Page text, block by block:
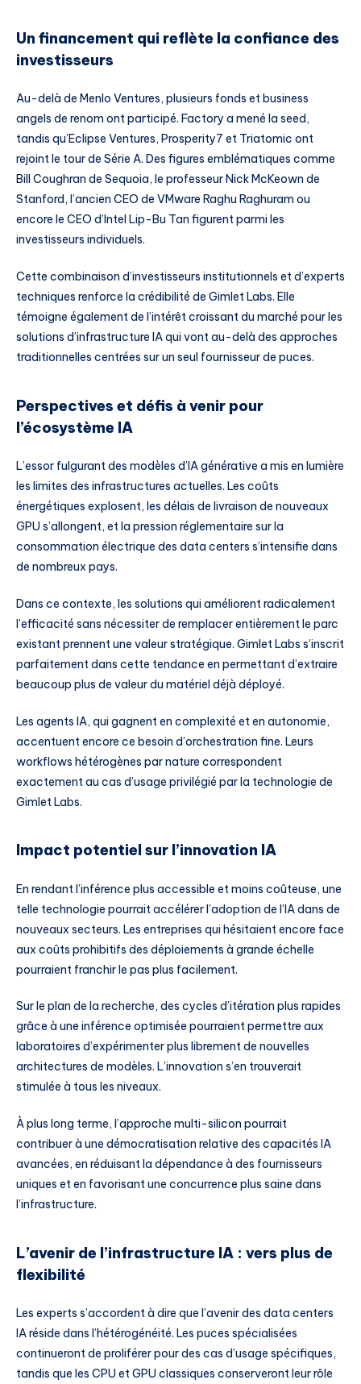
Un financement qui reflète la confiance des
investisseurs
Au-delà de Menlo Ventures, plusieurs fonds et business
angels de renom ont participé. Factory a mené la seed,
tandis qu’Eclipse Ventures, Prosperity7 et Triatomic ont
rejoint le tour de Série A. Des figures emblématiques comme
Bill Coughran de Sequoia, le professeur Nick McKeown de
Stanford, l’ancien CEO de VMware Raghu Raghuram ou
encore le CEO d’Intel Lip-Bu Tan figurent parmi les
investisseurs individuels.
Cette combinaison d’investisseurs institutionnels et d’experts
techniques renforce la crédibilité de Gimlet Labs. Elle
témoigne également de l’intérêt croissant du marché pour les
solutions d’infrastructure IA qui vont au-delà des approches
traditionnelles centrées sur un seul fournisseur de puces.
Perspectives et défis à venir pour
l’écosystème IA
L’essor fulgurant des modèles d’IA générative a mis en lumière
les limites des infrastructures actuelles. Les coûts
énergétiques explosent, les délais de livraison de nouveaux
GPU s’allongent, et la pression réglementaire sur la
consommation électrique des data centers s’intensifie dans
de nombreux pays.
Dans ce contexte, les solutions qui améliorent radicalement
l’efficacité sans nécessiter de remplacer entièrement le parc
existant prennent une valeur stratégique. Gimlet Labs s’inscrit
parfaitement dans cette tendance en permettant d’extraire
beaucoup plus de valeur du matériel déjà déployé.
Les agents IA, qui gagnent en complexité et en autonomie,
accentuent encore ce besoin d’orchestration fine. Leurs
workflows hétérogènes par nature correspondent
exactement au cas d’usage privilégié par la technologie de
Gimlet Labs.
Impact potentiel sur l’innovation IA
En rendant l’inférence plus accessible et moins coûteuse, une
telle technologie pourrait accélérer l’adoption de l’IA dans de
nouveaux secteurs. Les entreprises qui hésitaient encore face
aux coûts prohibitifs des déploiements à grande échelle
pourraient franchir le pas plus facilement.
Sur le plan de la recherche, des cycles d’itération plus rapides
grâce à une inférence optimisée pourraient permettre aux
laboratoires d’expérimenter plus librement de nouvelles
architectures de modèles. L’innovation s’en trouverait
stimulée à tous les niveaux.
À plus long terme, l’approche multi-silicon pourrait
contribuer à une démocratisation relative des capacités IA
avancées, en réduisant la dépendance à des fournisseurs
uniques et en favorisant une concurrence plus saine dans
l’infrastructure.
L’avenir de l’infrastructure IA : vers plus de
flexibilité
Les experts s’accordent à dire que l’avenir des data centers
IA réside dans l’hétérogénéité. Les puces spécialisées
continueront de proliférer pour des cas d’usage spécifiques,
tandis que les CPU et GPU classiques conserveront leur rôle